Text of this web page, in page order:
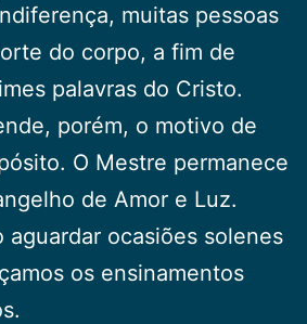
muitas pessoas
do corpo, a fim de
palavras do Cristo.
porém, o motivo de
O Mestre permanece
de Amor e Luz.
aguardar ocasiões solenes
os ensinamentos